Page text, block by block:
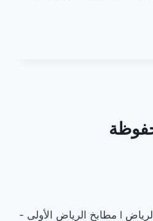
© 2026 أفضل مطابخ الرياض l مطابخ الرياض الأولى -